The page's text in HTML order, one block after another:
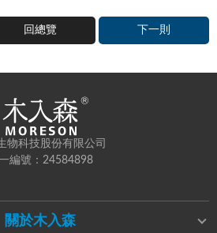
回總覽 下一則
物科技股份有限公司
編號：24584898
關於木入森